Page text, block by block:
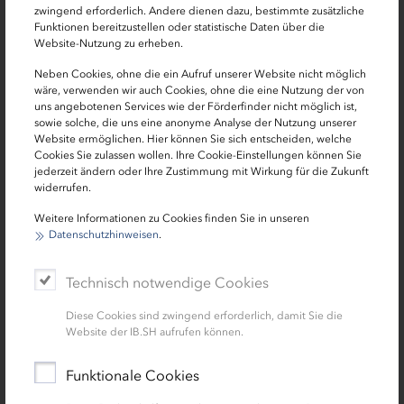
zwingend erforderlich. Andere dienen dazu, bestimmte zusätzliche
Funktionen bereitzustellen oder statistische Daten über die
Website-Nutzung zu erheben.
Neben Cookies, ohne die ein Aufruf unserer Website nicht möglich
wäre, verwenden wir auch Cookies, ohne die eine Nutzung der von
uns angebotenen Services wie der Förderfinder nicht möglich ist,
sowie solche, die uns eine anonyme Analyse der Nutzung unserer
Website ermöglichen. Hier können Sie sich entscheiden, welche
Cookies Sie zulassen wollen. Ihre Cookie-Einstellungen können Sie
jederzeit ändern oder Ihre Zustimmung mit Wirkung für die Zukunft
widerrufen.
Weitere Informationen zu Cookies finden Sie in unseren
Datenschutzhinweisen.
Technisch notwendige Cookies
Diese Cookies sind zwingend erforderlich, damit Sie die
Website der IB.SH aufrufen können.
Funktionale Cookies
den Veranstaltenden dabei auch der interdisziplinäre
Austausch zwischen Wissenschaft, Wirtschaft, Verbänden
Speaker auf dem Kongress waren unter anderem
Matthias Boxberger, Vorstandsvorsitzender der Avacon
AG, der unter anderem über die Möglichkeiten und
Grenzen von Wärmenetzen sprach. Dr. Christine Bertram,
Sustainable Finance Beauftragte der IB.SH, gab mit ihrem
als gemeinsame Herausforderung für die Kredit- und
aus Gebäudebestand, Wärmeversorgung und
Kreislaufwirtschaft als Schlüssel zur Erreichung der
Nachhaltigkeitsziele. Erik Brauer, Leiter IB.SH Energie,
Umwelt und Infrastruktur, moderierte Veranstaltungen zur
Nahwärmenetzen im Quartierszusammenhang. Er
betont: „Oft ist es sinnvoll, ganze Quartiere statt